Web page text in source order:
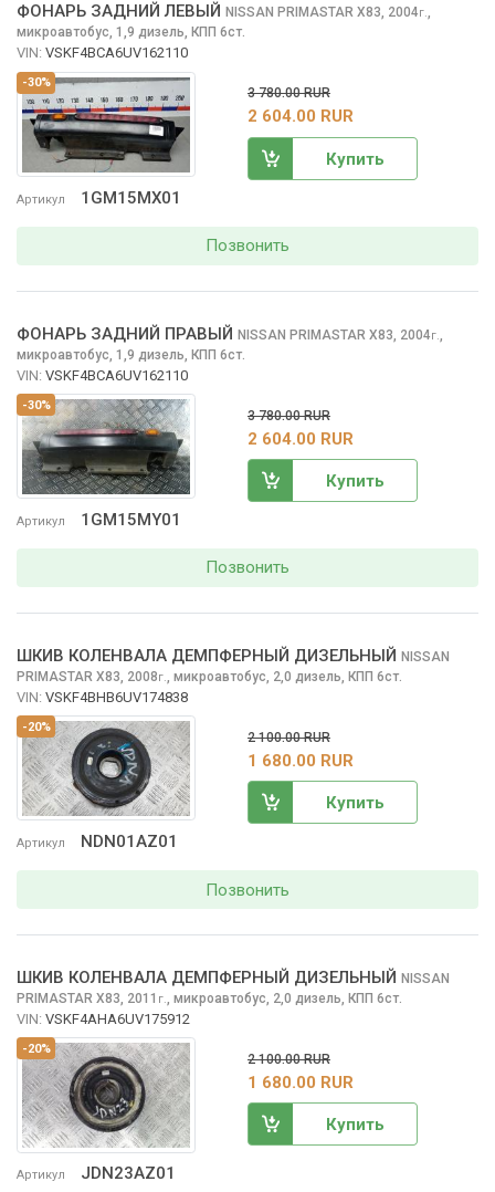
-30%
Артикул 1GM15MX01
ФОНАРЬ ЗАДНИЙ ЛЕВЫЙ NISSAN PRIMASTAR X83, 2004г.,
микроавтобус, 1,9 дизель, КПП 6ст.
VIN: VSKF4BCA6UV162110
3 780.00 RUR
2 604.00 RUR
Купить
Позвонить
-30%
Артикул 1GM15MY01
ФОНАРЬ ЗАДНИЙ ПРАВЫЙ NISSAN PRIMASTAR X83, 2004г.
микроавтобус, 1,9 дизель, КПП 6ст.
VIN: VSKF4BCA6UV162110
3 780.00 RUR
2 604.00 RUR
Купить
Позвонить
-20%
Артикул NDN01AZ01
ШКИВ КОЛЕНВАЛА ДЕМПФЕРНЫЙ ДИЗЕЛЬНЫЙ NISSAN
PRIMASTAR X83, 2008г. микроавтобус, 2,0 дизель, КПП 6ст.
VIN: VSKF4BHB6UV174838
2 100.00 RUR
1 680.00 RUR
Купить
Позвонить
-20%
Артикул JDN23AZ01
ШКИВ КОЛЕНВАЛА ДЕМПФЕРНЫЙ ДИЗЕЛЬНЫЙ NISSAN
PRIMASTAR X83, 2011 г. микроавтобус, 2,0 дизель, КПП 6ст.
VIN: VSKF4AHA6UV175912
2 100.00 RUR
1 680.00 RUR
Купить